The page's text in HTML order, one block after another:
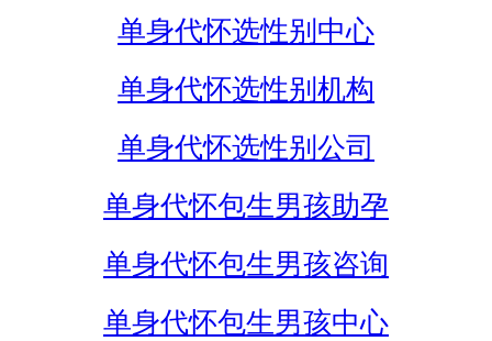
单身代怀选性别中心
单身代怀选性别机构
单身代怀选性别公司
单身代怀包生男孩助孕
单身代怀包生男孩咨询
单身代怀包生男孩中心